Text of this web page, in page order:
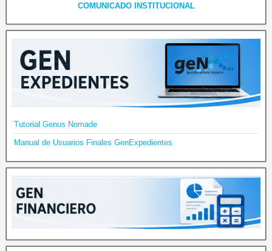
COMUNICADO INSTITUCIONAL
Tutorial Genus Nomade
Manual de Usuarios Finales GenExpedientes